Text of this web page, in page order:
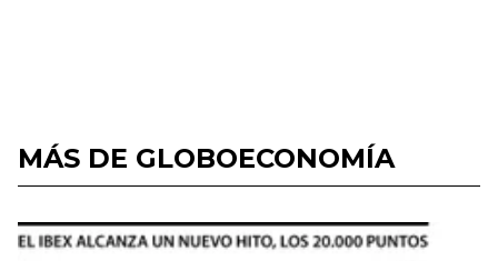
MÁS DE GLOBOECONOMÍA